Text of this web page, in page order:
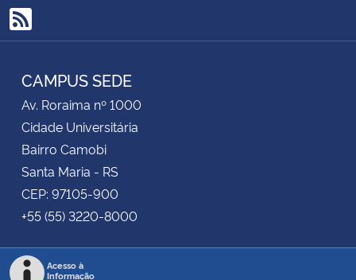
RSS
CAMPUS SEDE
Av. Roraima nº 1000
Cidade Universitária
Bairro Camobi
Santa Maria - RS
CEP: 97105-900
+55 (55) 3220-8000
Acesso à
Informação